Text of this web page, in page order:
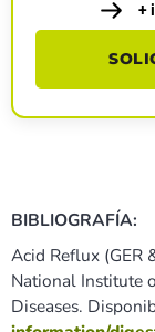
+
BIBLIOGRAFÍA:
Acid Reflux (GER
National Institute
Diseases.